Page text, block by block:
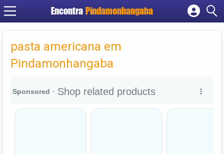
Encontra Pindamonhangaba
Cadastrar empresa
Criar conta
pasta americana em
Pindamonhangaba